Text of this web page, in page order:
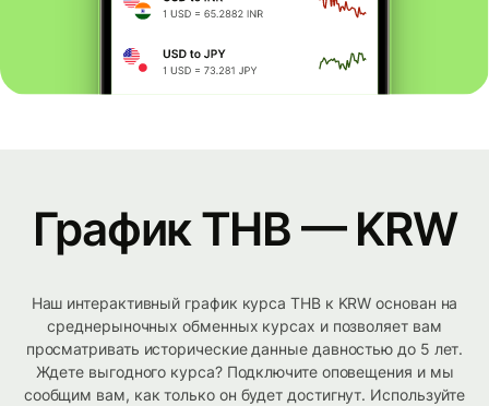
График THB — KRW
Наш интерактивный график курса THB к KRW основан на
среднерыночных обменных курсах и позволяет вам
просматривать исторические данные давностью до 5 лет.
Ждете выгодного курса? Подключите оповещения и мы
сообщим вам, как только он будет достигнут. Используйте